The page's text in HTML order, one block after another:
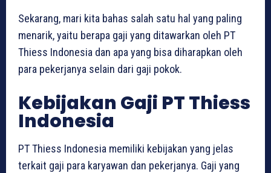
Sekarang, mari kita bahas salah satu hal yang paling
menarik, yaitu berapa gaji yang ditawarkan oleh PT
Thiess Indonesia dan apa yang bisa diharapkan oleh
para pekerjanya selain dari gaji pokok.
Kebijakan Gaji PT Thiess
Indonesia
PT Thiess Indonesia memiliki kebijakan yang jelas
terkait gaji para karyawan dan pekerjanya. Gaji yang